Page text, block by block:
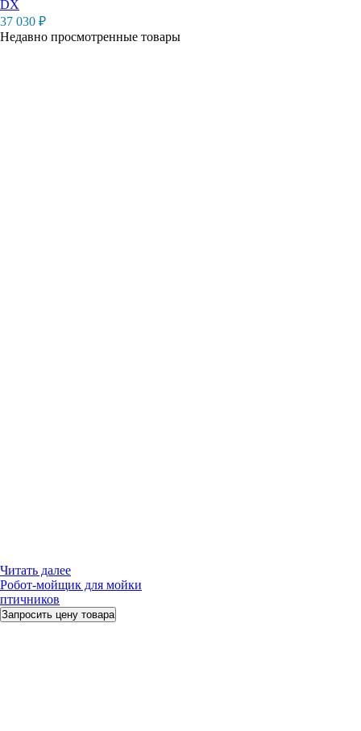
DX
37 030 ₽
Недавно просмотренные товары
Читать далее
Робот-мойщик для мойки
птичников
Запросить цену товара